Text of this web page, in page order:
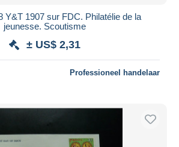
Y&T 1907 sur FDC. Philatélie de la
jeunesse. Scoutisme
± US$ 2,31
Professioneel handelaar